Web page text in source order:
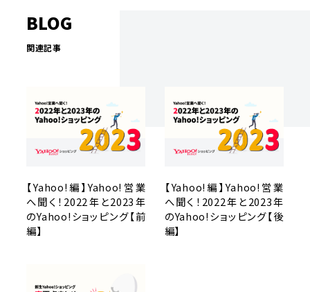
BLOG
関連記事
【Yahoo!編】Yahoo!営業
へ聞く！2022年と2023年
のYahoo!ショッピング【前
編】
【Yahoo!編】Yahoo!営業
へ聞く！2022年と2023年
のYahoo!ショッピング【後
編】